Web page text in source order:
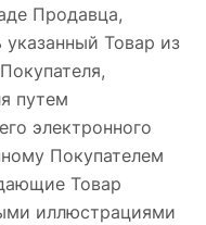
Продавца,
Товар из
путем
электронного
Покупателем
Товар
иллюстрациями